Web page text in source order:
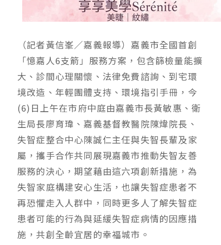
（記者黃信峯／嘉義報導）嘉義市全國首創
「憶嘉人6支箭」服務方案，包含篩檢量能擴
大、診間心理關懷、法律免費諮詢、到宅環
境改造、年輕團體支持、環境指引手冊，今
(6)日上午在市府中庭由嘉義市長黃敏惠、衛
生局長廖育瑋、嘉義基督教醫院陳煒院長、
失智症整合中心陳誠仁主任與失智長輩及家
屬，攜手合作共同展現嘉義市推動失智友善
服務的決心，期望藉由這六項創新措施，為
失智家庭構建安心生活，也讓失智症患者不
再恐懼走入人群中，同時更多人了解失智症
患者可能的行為與延緩失智症病情的因應措
施，共創全齡宜居的幸福城市。